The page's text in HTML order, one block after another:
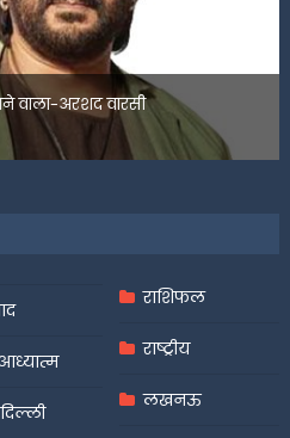
वाला-अरशद वारसी
राशिफल
राष्ट्रीय
लखनऊ